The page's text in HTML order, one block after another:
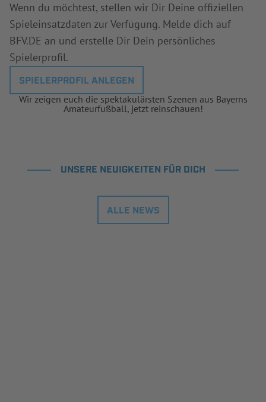
Wenn du möchtest, stellen wir Dir Deine offiziellen
Spieleinsatzdaten zur Verfügung. Melde dich auf
BFV.DE an und erstelle Dir Dein persönliches
Spielerprofil.
SPIELERPROFIL ANLEGEN
Wir zeigen euch die spektakulärsten Szenen aus Bayerns
Amateurfußball, jetzt reinschauen!
UNSERE NEUIGKEITEN FÜR DICH
ALLE NEWS